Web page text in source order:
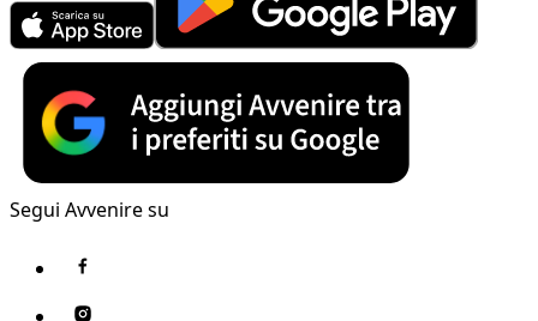
Segui Avvenire su